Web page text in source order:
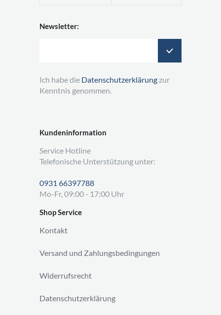
Kundeninformation
Service Hotline
Telefonische Unterstützung unter:
0931 66397788
Mo-Fr, 09:00 - 17:00 Uhr
Shop Service
Kontakt
Versand und Zahlungsbedingungen
Widerrufsrecht
Datenschutzerklärung
Newsletter:
Ich habe die Datenschutzerklärung zur
Kenntnis genommen.